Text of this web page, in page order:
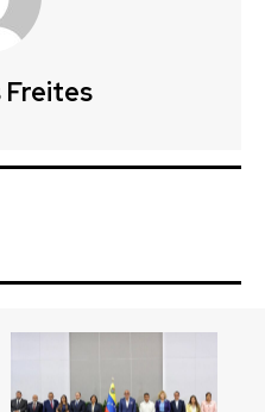
Freites